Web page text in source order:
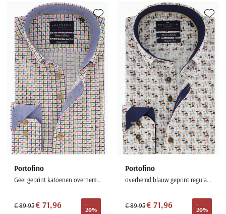
Portofino
Geel geprint katoenen overhemd regular fit
€ 89,95€ 71,96
-
20%
Toevoegen aan favorieten
Portofino
overhemd blauw geprint regular fit met borstzak
€ 89,95€ 71,96
-
20%